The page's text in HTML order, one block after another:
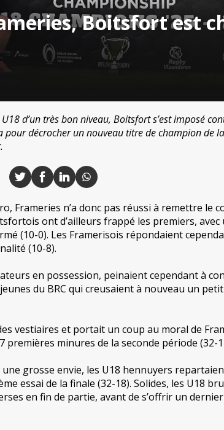
Boitsfort est
d’un très bon niveau, Boitsfort s’est imposé
pour décrocher un nouveau titre de champion de la
Frameries n’a donc pas réussi à remettre le
ont d’ailleurs frappé les premiers, avec
(10-0). Les Framerisois répondaient
(10-8).
en possession, peinaient cependant à
du BRC qui creusaient à nouveau un
vestiaires et portait un coup au moral de
premières minures de la seconde période (32-
grosse envie, les U18 hennuyers
essai de la finale (32-18). Solides, les U18
en fin de partie, avant de s’offrir un